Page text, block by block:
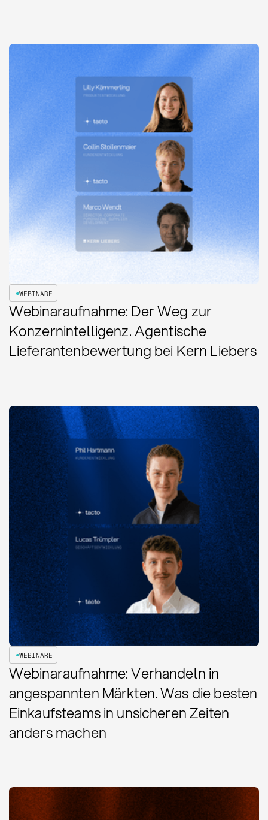
WEBINARE
Webinaraufnahme: Der Weg zur
Konzernintelligenz. Agentische
Lieferantenbewertung bei Kern Liebers
WEBINARE
Webinaraufnahme: Verhandeln in
angespannten Märkten. Was die besten
Einkaufsteams in unsicheren Zeiten
anders machen